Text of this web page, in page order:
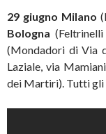
29 giugno Milano
Bologna
(Mondadori di Via
Laziale, via
dei Martiri). Tutti gli